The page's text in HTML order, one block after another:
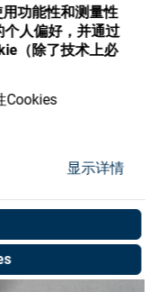
功能性和测量性
人偏好，并通过
（除了技术上必
Cookies
显示详情
录